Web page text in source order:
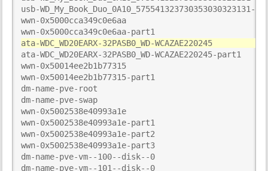
usb-WD_My_Book_Duo_0A10_575541323730353030323131-
wwn-0x5000cca349c0e6aa
ata-WDC_WD20EARX-
ata-WDC_WD20EARX-32PASB0_WD-
wwn-0x50014ee2b1b77315
wwn-0x50014ee2b1b77315-part1
dm-name-
dm-name-
wwn-0x5002538e40993a1e
wwn-0x5002538e40993a1e-part1
wwn-0x5002538e40993a1e-part2
wwn-0x5002538e40993a1e-part3
dm-name-pve-vm--
dm-name-pve-vm--